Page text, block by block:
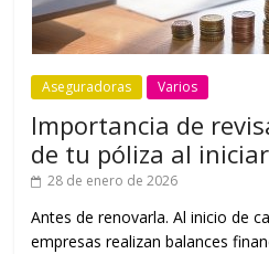
Aseguradoras Varios
Importancia de
de tu póliza al
28 de enero de 2026
Antes de renovarla. Al inicio de
empresas realizan balances